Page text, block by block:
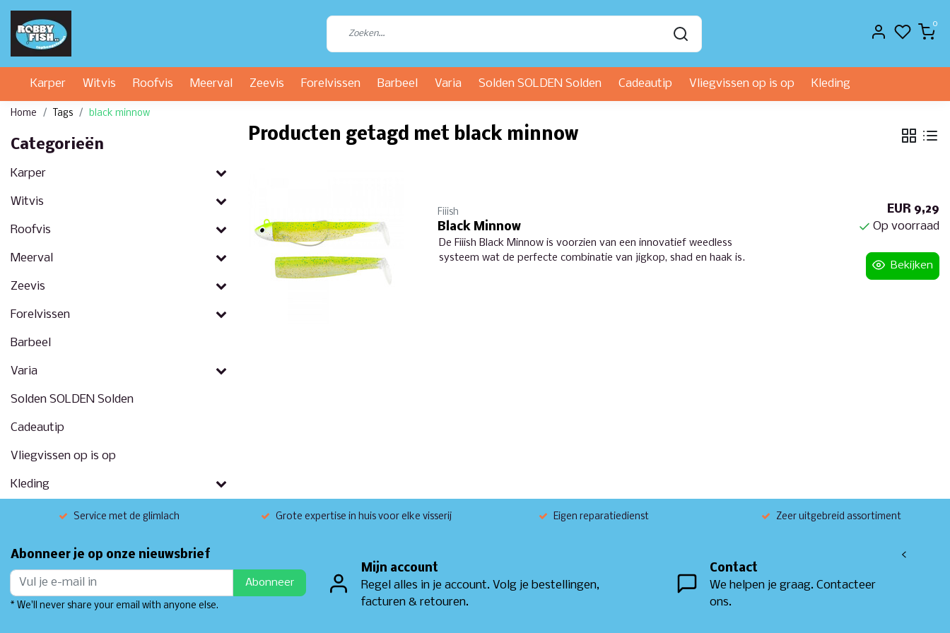
0
Karper Witvis Roofvis Meerval Zeevis Forelvissen Barbeel Varia Solden SOLDEN Solden Cadeautip Vliegvissen op is op Kleding
Home Tags black minnow
Categorieën
Karper
Witvis
Roofvis
Meerval
Zeevis
Forelvissen
Barbeel
Varia
Solden SOLDEN Solden
Cadeautip
Vliegvissen op is op
Kleding
Producten getagd met black minnow
Fiiish
Black Minnow
De Fiiish Black Minnow is voorzien van een innovatief weedless
systeem wat de perfecte combinatie van jigkop, shad en haak is.
EUR 9,29
Op voorraad
Bekijken
Service met de glimlach Grote expertise in huis voor elke visserij Eigen reparatiedienst Zeer uitgebreid assortiment
Abonneer je op onze nieuwsbrief
Abonneer
* We'll never share your email with anyone else.
Mijn account
Regel alles in je account. Volg je bestellingen,
facturen & retouren.
Contact
We helpen je graag. Contacteer
ons.
<